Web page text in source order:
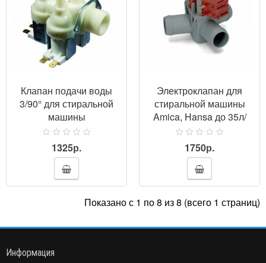
Клапан подачи воды
3/90° для стиральной
машины
1325р.
Электроклапан для
стиральной машины
Amica, Hansa до 35л/
мин.
1750р.
Показано с 1 по 8 из 8 (всего 1 страниц)
Информация